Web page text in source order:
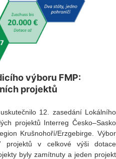
výboru FMP:
projektů
12. zasedání Lokálního
projektů Interreg Česko–Sasko
Krušnohoří/Erzgebirge. Výbor
projektů v celkové výši dotace
byly zamítnuty a jeden projekt